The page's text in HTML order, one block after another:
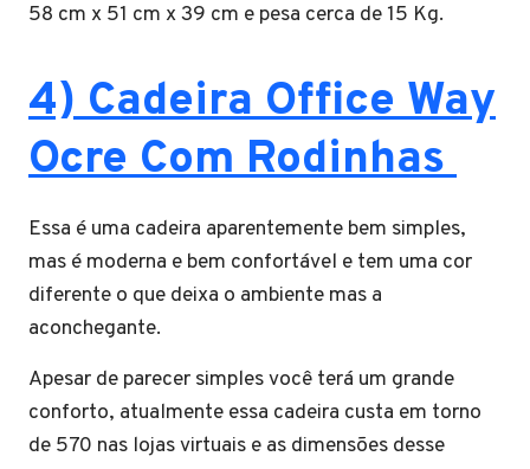
58 cm x 51 cm x 39 cm e pesa cerca de 15 Kg.
4) Cadeira Office Way
Ocre Com Rodinhas
Essa é uma cadeira aparentemente bem simples,
mas é moderna e bem confortável e tem uma cor
diferente o que deixa o ambiente mas a
aconchegante.
Apesar de parecer simples você terá um grande
conforto, atualmente essa cadeira custa em torno
de 570 nas lojas virtuais e as dimensões desse